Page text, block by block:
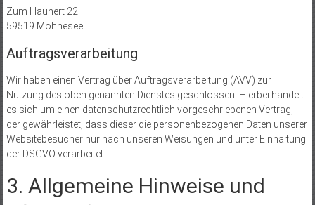
Zum Haunert 22
59519 Möhnesee
Auftragsverarbeitung
Wir haben einen Vertrag über Auftragsverarbeitung (AVV) zur
Nutzung des oben genannten Dienstes geschlossen. Hierbei handelt
es sich um einen datenschutzrechtlich vorgeschriebenen Vertrag,
der gewährleistet, dass dieser die personenbezogenen Daten unserer
Websitebesucher nur nach unseren Weisungen und unter Einhaltung
der DSGVO verarbeitet.
3. Allgemeine Hinweise und